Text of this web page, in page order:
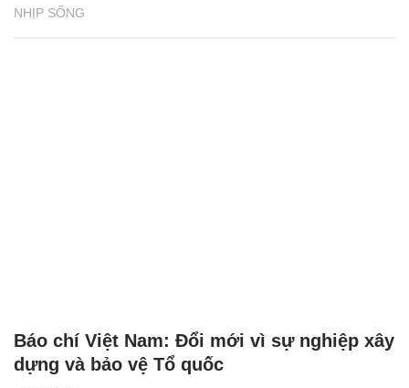
NHỊP SỐNG
Báo chí Việt Nam: Đổi mới vì sự nghiệp xây
dựng và bảo vệ Tổ quốc